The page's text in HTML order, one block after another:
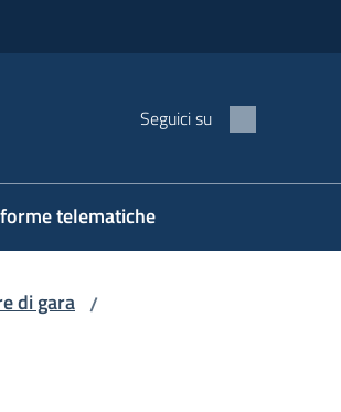
Seguici su
telematiche
di gara /